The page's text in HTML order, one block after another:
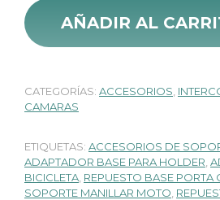
$ 13.000.
AÑADIR AL
CATEGORÍAS: ACCESORIOS
CAMARAS
ETIQUETAS: ACCESORIOS DE
ADAPTADOR BASE PARA HOLDER
BICICLETA REPUESTO BASE PORTA
SOPORTE MANILLAR MOTO